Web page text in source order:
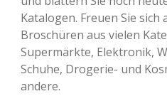
Katalogen. Freuen Sie
Broschüren aus vielen
Supermärkte, Elektronik,
Schuhe, Drogerie- und
andere.